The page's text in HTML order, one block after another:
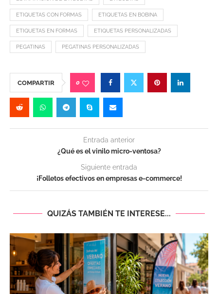
ETIQUETAS CON FORMAS ETIQUETAS EN BOBINA
ETIQUETAS EN FORMAS ETIQUETAS PERSONALIZADAS
PEGATINAS PEGATINAS PERSONALIZADAS
COMPARTIR 0
Entrada anterior
¿Qué es el vinilo micro-ventosa?
Siguiente entrada
¡Folletos efectivos en empresas e-commerce!
QUIZÁS TAMBIÉN TE INTERESE...